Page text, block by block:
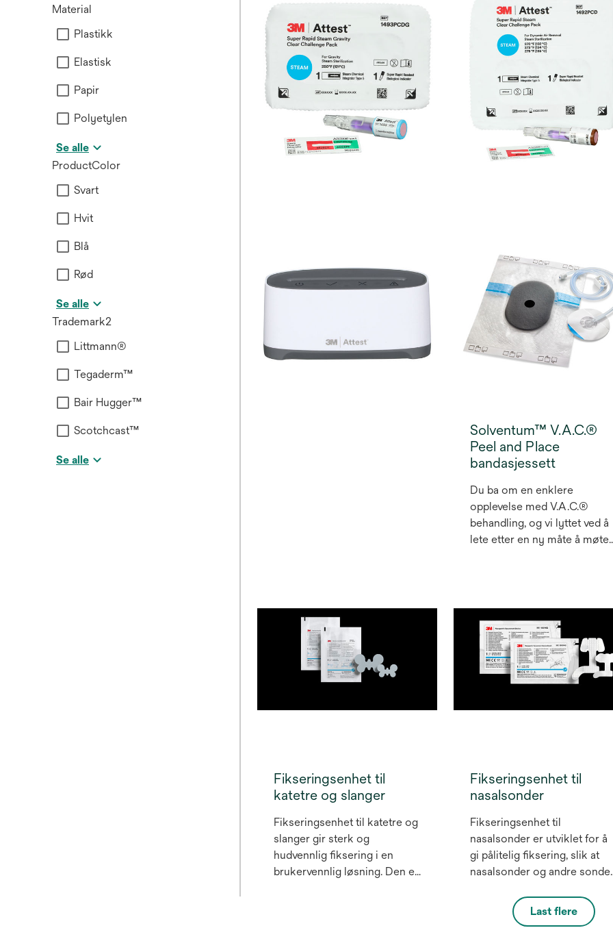
Material
Plastikk
Elastisk
Papir
Polyetylen
Se alle
ProductColor
Svart
Hvit
Blå
Rød
Se alle
Trademark2
Littmann®
Tegaderm™
Bair Hugger™
Scotchcast™
Se alle
Solventum™ V.A.C.®
Peel and Place
bandasjessett
Du ba om en enklere
opplevelse med V.A.C.®
behandling, og vi lyttet ved å
lete etter en ny måte å møte
gjøre V.A.C.® behandling
tilgjengelig for dine
med vår V.A.C.® Peel and
Place bandasje, den første
V.A.C.®-bandasjen som kan
brukes i opptil syv dager
Fikseringsenhet til
katetre og slanger
Fikseringsenhet til katetre og
slanger gir sterk og
hudvennlig fiksering i en
brukervennlig løsning. Den er
Fikseringsenhet til
nasalsonder
Fikseringsenhet til
nasalsonder er utviklet for å
gi pålitelig fiksering, slik at
nasalsonder og andre
holdes på plass.
Fikseringsenheten til
Last flere